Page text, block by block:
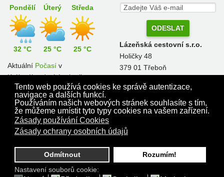
Tento web používá cookies ke správě autentizace,
navigace a dalších funkcí.
Používáním našich webových stránek souhlasíte s tím,
že můžeme umístit tyto typy cookies na vašem zařízení.
Zásady používání Cookies
Zásady ochrany osobních údajů
Odmítnout
Rozumím!
Nastavení souborů cookie:
Pondělí
32 °C
Úterý
25 °C
Středa
25 °C
Aktuální Počasí v
Královéhradeckém kraji.
Lázeňská cestovní s.r.o.
Holičky 48
379 01 Třeboň
Kontakt na pověřenou osobu správce dle GDPR: Ing. et Bc. Zdeněk Chaloupka,
email: chaloupka@lazenskacestovni.cz
© 2013 - 2018 LázněBělohrad.cz. Prezentaci vytvořila